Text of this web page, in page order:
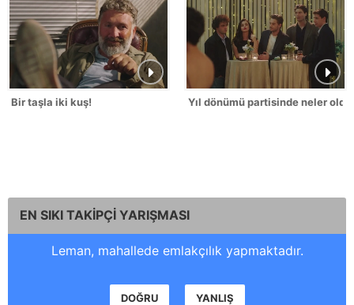
Bir taşla iki kuş! Yıl dönümü partisinde neler
EN SIKI TAKİPÇİ YARIŞMASI
Leman, mahallede emlakçılık yapmaktadır.
DOĞRU YANLIŞ